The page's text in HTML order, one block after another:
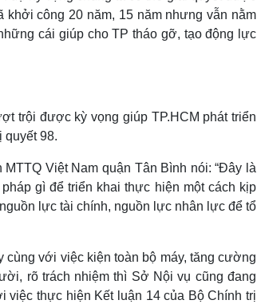
công 20 năm, 15 năm nhưng vẫn nằm
cái giúp cho TP tháo gỡ, tạo động lực
trội được kỳ vọng giúp TP.HCM phát triển
quyết 98.
Việt Nam quận Tân Bình nói: “Đây là
gì để triển khai thực hiện một cách kịp
lực tài chính, nguồn lực nhân lực để tổ
cùng với việc kiện toàn bộ máy, tăng cường
rõ trách nhiệm thì Sở Nội vụ cũng đang
việc thực hiện Kết luận 14 của Bộ Chính trị